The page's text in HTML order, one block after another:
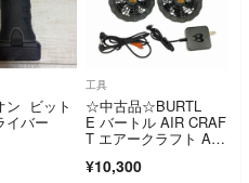
ン ビット
イバー
工具
☆中古品☆BURTL
E バートル AIR CRAF
T エアークラフト AC
ト AC08-1/08-2 充電
¥10,300